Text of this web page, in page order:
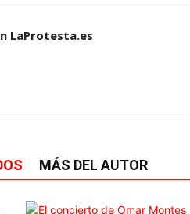
LaProtesta.es
MÁS DEL AUTOR